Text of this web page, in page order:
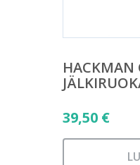
HACKMAN
39,50 €